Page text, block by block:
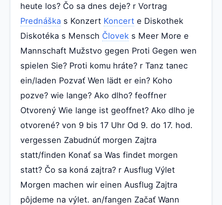
heute los? Čo sa dnes deje? r Vortrag
Prednáška s Konzert Koncert e Diskothek
Diskotéka s Mensch Človek s Meer More e
Mannschaft Mužstvo gegen Proti Gegen wen
spielen Sie? Proti komu hráte? r Tanz tanec
ein/laden Pozvať Wen lädt er ein? Koho
pozve? wie lange? Ako dlho? feoffner
Otvorený Wie lange ist geoffnet? Ako dlho je
otvorené? von 9 bis 17 Uhr Od 9. do 17. hod.
vergessen Zabudnúť morgen Zajtra
statt/finden Konať sa Was findet morgen
statt? Čo sa koná zajtra? r Ausflug Výlet
Morgen machen wir einen Ausflug Zajtra
pôjdeme na výlet. an/fangen Začať Wann